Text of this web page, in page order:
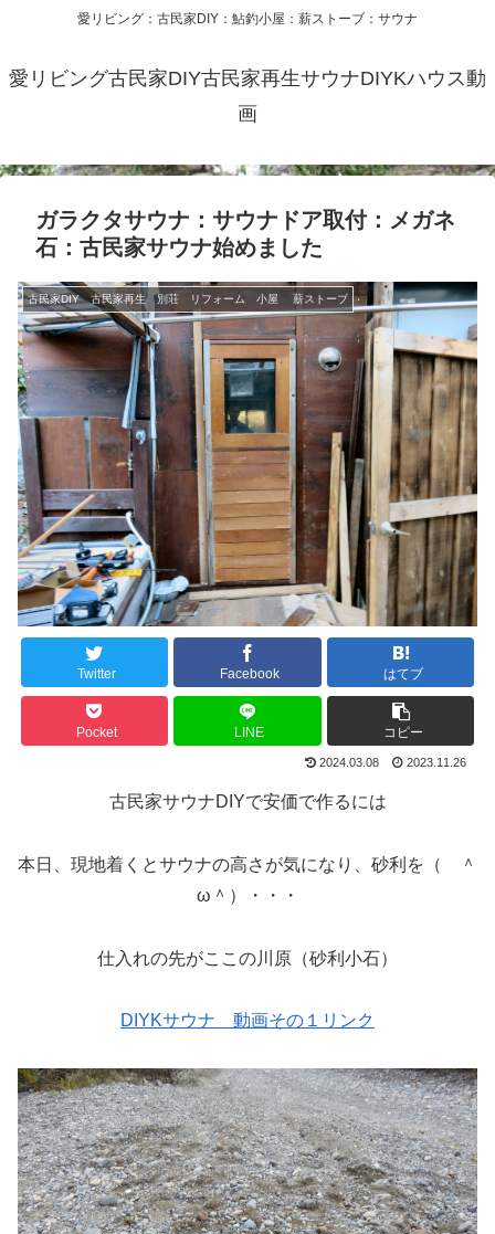
愛リビング：古民家DIY：鮎釣小屋：薪ストーブ：サウナ
愛リビング古民家DIY古民家再生サウナDIYKハウス動
画
ガラクタサウナ：サウナドア取付：メガネ
石：古民家サウナ始めました
古民家DIY 古民家再生 別荘 リフォーム 小屋 薪ストーブ
Twitter Facebook はてブ
Pocket LINE コピー
2024.03.08 2023.11.26
古民家サウナDIYで安価で作るには
本日、現地着くとサウナの高さが気になり、砂利を（ ＾
ω＾）・・・
仕入れの先がここの川原（砂利小石）
DIYKサウナ 動画その１リンク